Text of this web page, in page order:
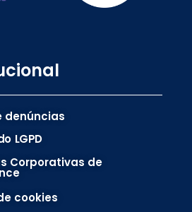
denúncias
LGPD
Corporativas de
cookies